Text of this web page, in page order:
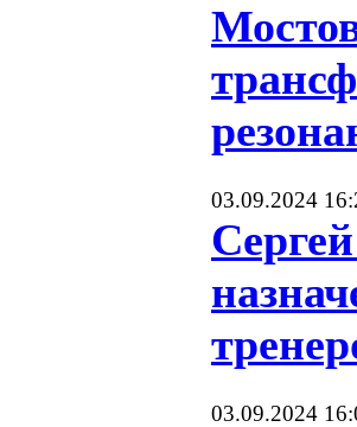
03.09.2024
03.09.2024